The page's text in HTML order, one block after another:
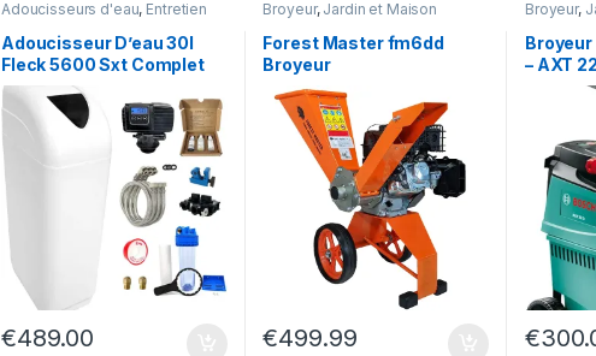
Adoucisseurs d'eau, Entretien
Adoucisseur D’eau 30l
Fleck 5600 Sxt Complet
€489.00
Broyeur, Jardin et Maison
Forest Master fm6dd
Broyeur
€499.99
Broyeur,
– AXT
€